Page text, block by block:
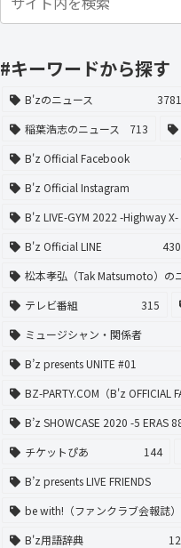
#キーワードから探す
B'zのニュース 3781
稲葉浩志のニュース
713
B'z Official Facebook
B'z Official Instagram
B'z LIVE-GYM 2022 -Highway X-
B'z Official LINE
430
松本孝弘（Tak Matsumoto）の
テレビ番組
315
ミュージシャン・関係者
B’z presents UNITE #01
BZ-PARTY.COM（B'z OFFICIAL
B’z SHOWCASE 2020 -5 ERAS
チケットぴあ
144
B’z presents LIVE FRIENDS
be with!（ファンクラブ会報誌
B'z用語辞典